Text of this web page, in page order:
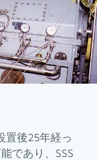
置後25年経っ
であり、SSS